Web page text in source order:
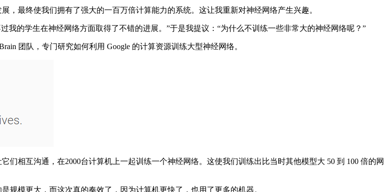
最终使我们拥有了强大的一百万倍计算能力的系统。这让我重新对神经网络产生兴趣。
的学生在神经网络方面取得了不错的进展。”于是我提议：“为什么不训练一些非常大的神经网络呢？”
团队，专门研究如何利用 Google 的计算资源训练大型神经网络。
相互沟通，在2000台计算机上一起训练一个神经网络。这使我们训练出比当时其他模型大 50 到 100 倍的网
模更大，而这次真的奏效了，因为计算机更快了，也用了更多的机器。